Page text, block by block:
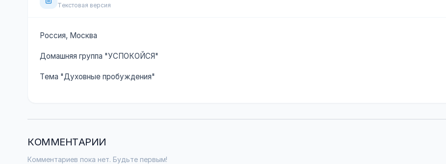
Текстовая версия
Россия, Москва
Домашняя группа "УСПОКОЙСЯ"
Тема "Духовные пробуждения"
КОММЕНТАРИИ
Комментариев пока нет. Будьте первым!